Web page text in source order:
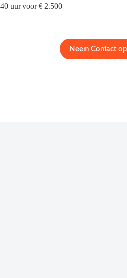
uur voor € 2.500.
Neem Contact op